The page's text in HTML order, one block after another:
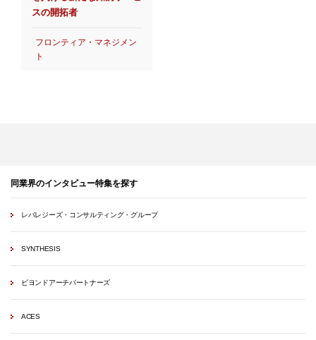
スの開拓者
フロンティア・マネジメン
ト
同業界のインタビュー特集を探す
レバレジーズ・コンサルティング・グループ
SYNTHESIS
ビヨンドアーチパートナーズ
ACES